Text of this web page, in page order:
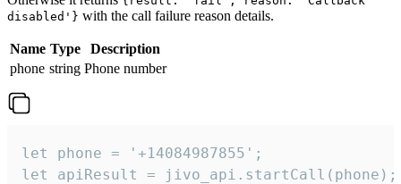
disabled'} with the call failure reason details.
Name Type
Description
phone string Phone number
let phone = '+14084987855';
let apiResult = jivo_api.startCall(phone);